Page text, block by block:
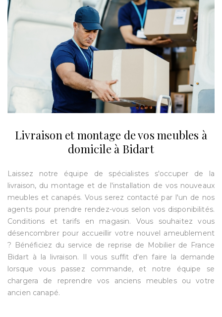
Livraison et montage de vos meubles à
domicile à Bidart
Laissez notre équipe de spécialistes s'occuper de la
livraison, du montage et de l'installation de vos nouveaux
meubles et canapés. Vous serez contacté par l'un de nos
agents pour prendre rendez-vous selon vos disponibilités.
Conditions et tarifs en magasin. Vous souhaitez vous
désencombrer pour accueillir votre nouvel ameublement
? Bénéficiez du service de reprise de Mobilier de France
Bidart à la livraison. Il vous suffit d'en faire la demande
lorsque vous passez commande, et notre équipe se
chargera de reprendre vos anciens meubles ou votre
ancien canapé.